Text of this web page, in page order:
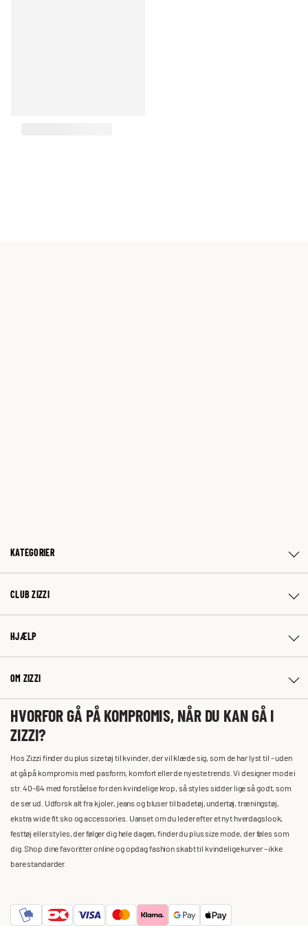
KATEGORIER
CLUB ZIZZI
HJÆLP
OM ZIZZI
HVORFOR GÅ PÅ KOMPROMIS, NÅR DU KAN GÅ I
ZIZZI?
Hos Zizzi finder du plus size tøj til kvinder, der vil klæde sig, som de har lyst til – uden
at gå på kompromis med pasform, komfort eller de nyeste trends. Vi designer mode i
str. 40-64 med forståelse for den kvindelige krop, så styles sidder lige så godt, som
de ser ud. Udforsk alt fra kjoler, jeans og bluser til badetøj, undertøj, træningstøj,
ekstra wide fit sko og accessories. Uanset om du leder efter et nyt hverdagslook,
festtøj eller styles, der følger dig hele dagen, finder du plus size mode, der føles som
dig. Shop dine favoritter online og opdag fashion skabt til kvindelige kurver – ikke
bare standarder.